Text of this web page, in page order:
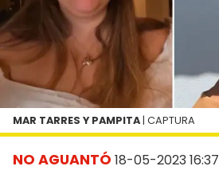
NO AGUANTÓ 18-05-2023 16:37
MAR TARRES Y PAMPITA | CAPTURA